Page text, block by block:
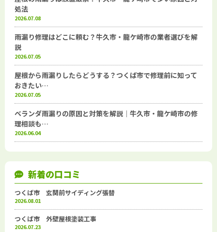
処法
2026.07.08
雨漏り修理はどこに頼む？牛久市・龍ケ崎市の業者選びを解
説
2026.07.05
屋根から雨漏りしたらどうする？つくば市で修理前に知って
おきたい…
2026.07.05
ベランダ雨漏りの原因と対策を解説｜牛久市・龍ケ崎市の修
理相談も…
2026.06.04
新着の口コミ
つくば市 玄関前サイディング張替
2026.08.01
つくば市 外壁屋根塗装工事
2026.07.23